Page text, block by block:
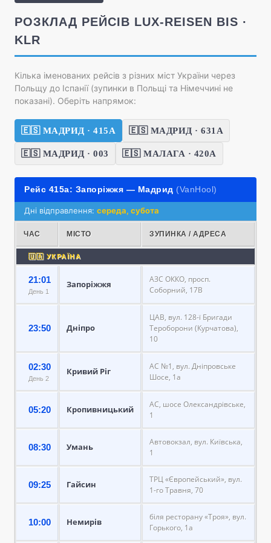
РОЗКЛАД РЕЙСІВ LUX-REISEN BIS ·
KLR
Кілька іменованих рейсів з різних міст України через
Польщу до Іспанії (зупинки в Польщі та Німеччині не
показані). Оберіть напрямок:
🇪🇸 МАДРИД · 415А 🇪🇸 МАДРИД · 631А
🇪🇸 МАДРИД · 003 🇪🇸 МАЛАГА · 420А
Рейс 415а: Запоріжжя — Мадрид (VanHool)
Дні відправлення: середа, субота
ЧАС МІСТО ЗУПИНКА / АДРЕСА
🇺🇦 УКРАЇНА
21:01
День 1
Запоріжжя
АЗС ОККО, просп.
Соборний, 17В
23:50 Дніпро
ЦАВ, вул. 128-ї Бригади
Тероборони (Курчатова),
10
02:30
День 2
Кривий Ріг
АС №1, вул. Дніпровське
Шосе, 1а
05:20 Кропивницький
АС, шосе Олександрівське,
1
08:30 Умань
Автовокзал, вул. Київська,
1
09:25 Гайсин
ТРЦ «Європейський», вул.
1-го Травня, 70
10:00 Немирів
біля ресторану «Троя», вул.
Горького, 1а